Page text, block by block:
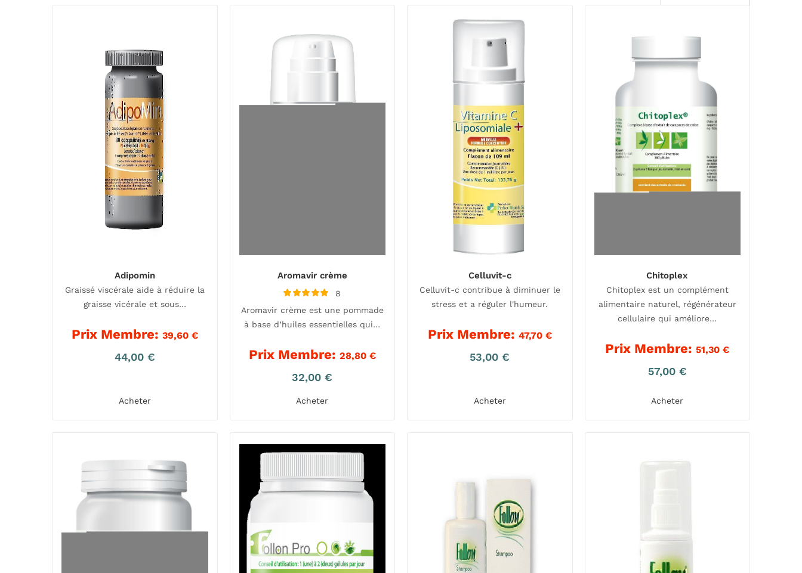
Adipomin
Graissé viscérale aide à réduire la
graisse vicérale et sous…
Prix Membre: 39,60 €
44,00 €
Acheter
Aromavir crème
5.00
8
Aromavir crème est une pommade
à base d’huiles essentielles qui…
Prix Membre: 28,80 €
32,00€
Acheter
Celluvit-c
Celluvit-c contribue à diminuer le
stress et a réguler l'humeur.
Prix Membre: 47,70 €
53,00€
Acheter
Chitoplex
Chitoplex est un complément
alimentaire naturel, régénérateur
cellulaire qui améliore…
Prix Membre:51,30€
57,00 €
Acheter